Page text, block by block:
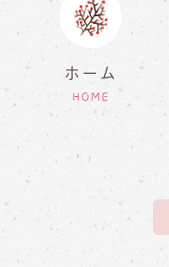
ホーム
HOME